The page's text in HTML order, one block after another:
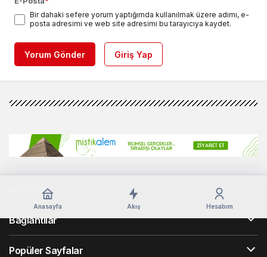
Bir dahaki sefere yorum yaptığımda kullanılmak üzere adımı, e-
posta adresimi ve web site adresimi bu tarayıcıya kaydet.
Yorum Gönder Giriş Yap
Anasayfa Akış Hesabım
Kurumsal
Bağlantılar
Popüler Sayfalar